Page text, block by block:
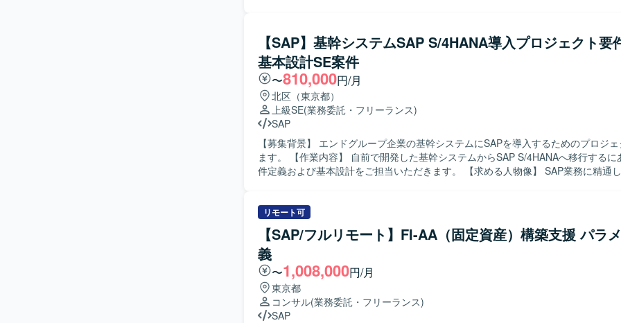
ッションを主導し、合意形成や成果物のとりまとめを行っていただきます。 【求める人物像】
複数のステークホルダーと円滑にコミュニケーションを取りながら、主体的に要件
ドしていただける方を求めております。グローバルメンバーとの協働に前向きで、
ト作成や議論のファシリテーションを丁寧に進められる方が望ましいです。 【ポジションの魅
力】 食品・飲料業界におけるEWM導入の上流工程に深く関わることができ、S/4
を活かしながらグローバルメンバーとの連携経験を積むことができます。要件定義
通じて、業務プロセス設計からシステムデザインまで一貫した経験を得られる環境で
発環境】 SAP S/4 EWMを中心としたERP環境にて作業していただきます。
【SAP】基幹システムSAP S/4HANA導入プロジェクト要
基本設計SE案件
〜810,000円/月
北区（東京都）
上級SE(業務委託・フリーランス)
SAP
【募集背景】 エンドグループ企業の基幹システムにSAPを導入するためのプロジ
ます。 【作業内容】 自前で開発した基幹システムからSAP S/4HANAへ移行するにあたり、要
件定義および基本設計をご担当いただきます。 【求める人物像】 SAP業務に精通し、関係者と
き、販売管理や購買管理／在庫管理領域での業務知見とSAPスキルを高めていただ
【開発環境】 SAP S/4HANAを中心とした基幹システム環境となります。
リモート可
【SAP/フルリモート】FI-AA（固定資産）構築支援 パラ
義
〜1,008,000円/月
東京都
コンサル(業務委託・フリーランス)
SAP